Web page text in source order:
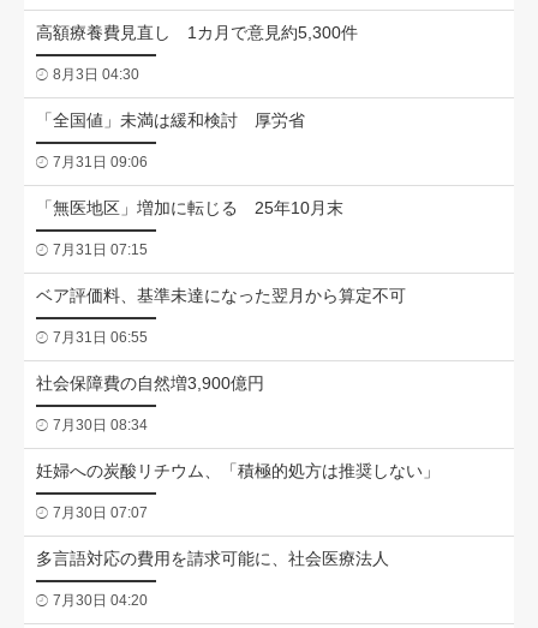
高額療養費見直し 1カ月で意見約5,300件
8月3日 04:30
「全国値」未満は緩和検討 厚労省
7月31日 09:06
「無医地区」増加に転じる 25年10月末
7月31日 07:15
ベア評価料、基準未達になった翌月から算定不可
7月31日 06:55
社会保障費の自然増3,900億円
7月30日 08:34
妊婦への炭酸リチウム、「積極的処方は推奨しない」
7月30日 07:07
多言語対応の費用を請求可能に、社会医療法人
7月30日 04:20